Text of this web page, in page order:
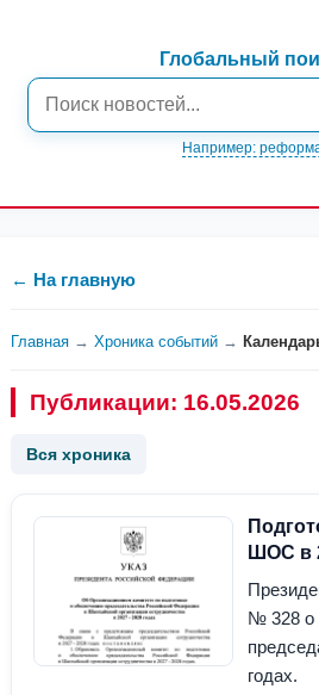
Глобальный
Например:
← На главную
Главная → Хроника событий →
Публикации: 16.05.2026
Вся хроника
ШОС в
№ 328 о
годах.